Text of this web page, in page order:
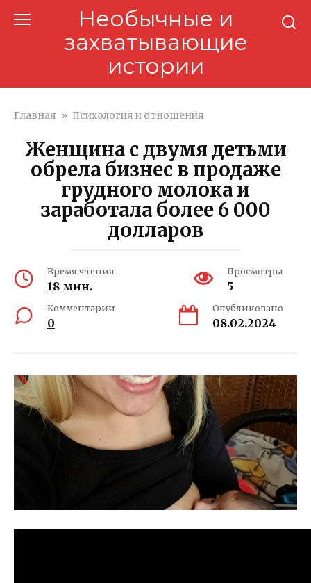
Необычные и
захватывающие
истории
Главная » Психология и отношения
Женщина с двумя детьми
обрела бизнес в продаже
грудного молока и
заработала более 6 000
долларов
Время чтения
18 мин.
Просмотры
5
Комментарии
0
Опубликовано
08.02.2024